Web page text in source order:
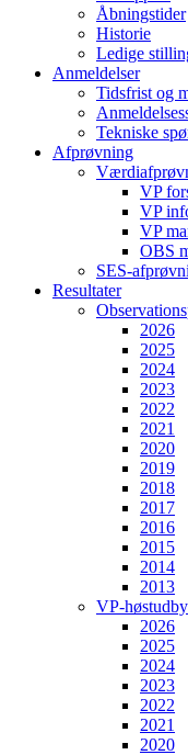
Åbningstider
Historie
Ledige
Anmeldelser
Tidsfrist og
Tekniske
Afprøvning
VP
VP
VP
OBS
SES-
Resultater
2026
2025
2024
2023
2022
2021
2020
2019
2018
2017
2016
2015
2014
2013
VP-
2026
2025
2024
2023
2022
2021
2020